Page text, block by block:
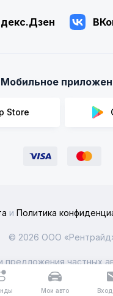
Мобильное
Store
и Политика
© 2026 ООО
частных
всей России
Мои авто